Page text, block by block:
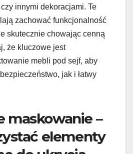
innymi dekoracjami. Te
zachować funkcjonalność
skutecznie chowając cenną
że kluczowe jest
mebli pod sejf, aby
jak i łatwy
maskowanie –
elementy